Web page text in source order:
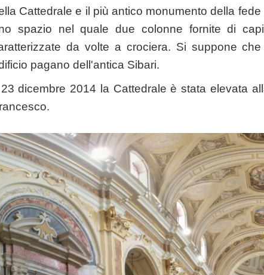
Cattedrale e il più antico monumento della
spazio nel quale due colonne fornite di
da volte a crociera. Si suppone
pagano dell'antica Sibari.
dicembre 2014 la Cattedrale è stata elevata